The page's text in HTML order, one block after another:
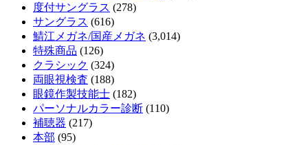
度付サングラス (278)
サングラス (616)
鯖江メガネ/国産メガネ (3,014)
特殊商品 (126)
クラシック (324)
両眼視検査 (188)
眼鏡作製技能士 (182)
パーソナルカラー診断 (110)
補聴器 (217)
本部 (95)